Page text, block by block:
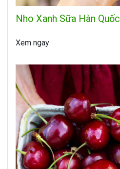
Nho Xanh Sữa Hàn Quốc
Xem ngay